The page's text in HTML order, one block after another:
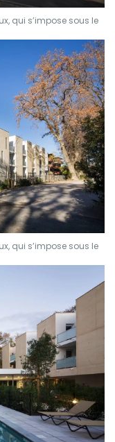
qui s’impose sous le
qui s’impose sous le